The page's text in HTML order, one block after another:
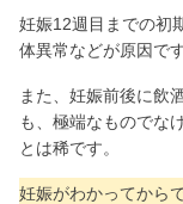
妊娠12週目までの初
体異常などが原因です
また、妊娠前後に飲
も、極端なものでな
とは稀です。
妊娠がわかってから